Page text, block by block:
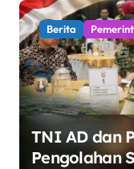
Berita
TNI AD dan
Pengolahan